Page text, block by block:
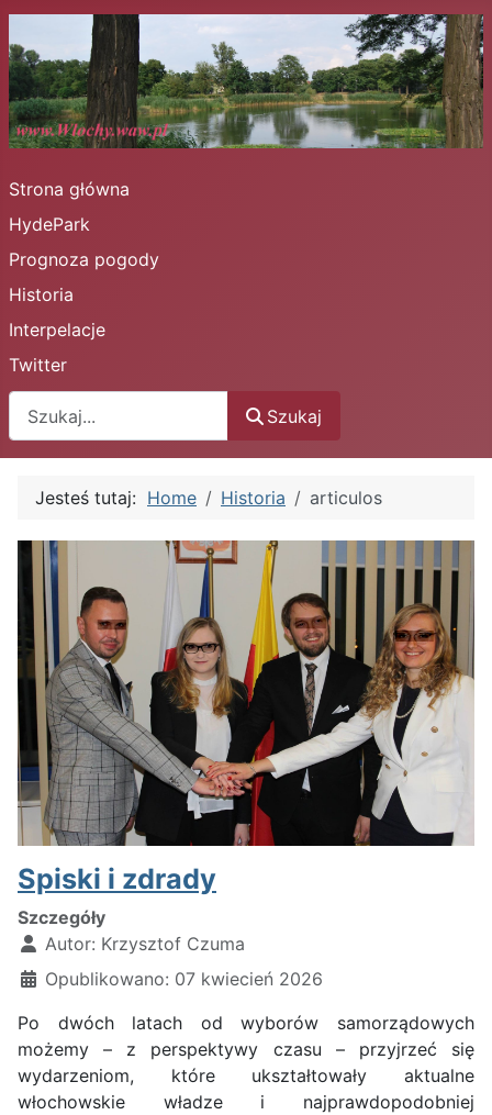
Strona główna
HydePark
Prognoza pogody
Historia
Interpelacje
Twitter
Szukaj
Jesteś tutaj: Home Historia articulos
Spiski i zdrady
Szczegóły
Autor: Krzysztof Czuma
Opublikowano: 07 kwiecień 2026
Po dwóch latach od wyborów samorządowych
możemy – z perspektywy czasu – przyjrzeć się
wydarzeniom, które ukształtowały aktualne
włochowskie władze i najprawdopodobniej